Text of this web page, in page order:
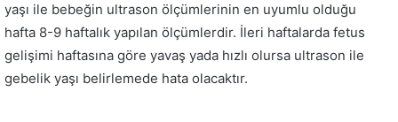
yaşı ile bebeğin ultrason ölçümlerinin en uyumlu olduğu
hafta 8-9 haftalık yapılan ölçümlerdir. İleri haftalarda fetus
gelişimi haftasına göre yavaş yada hızlı olursa ultrason ile
gebelik yaşı belirlemede hata olacaktır.